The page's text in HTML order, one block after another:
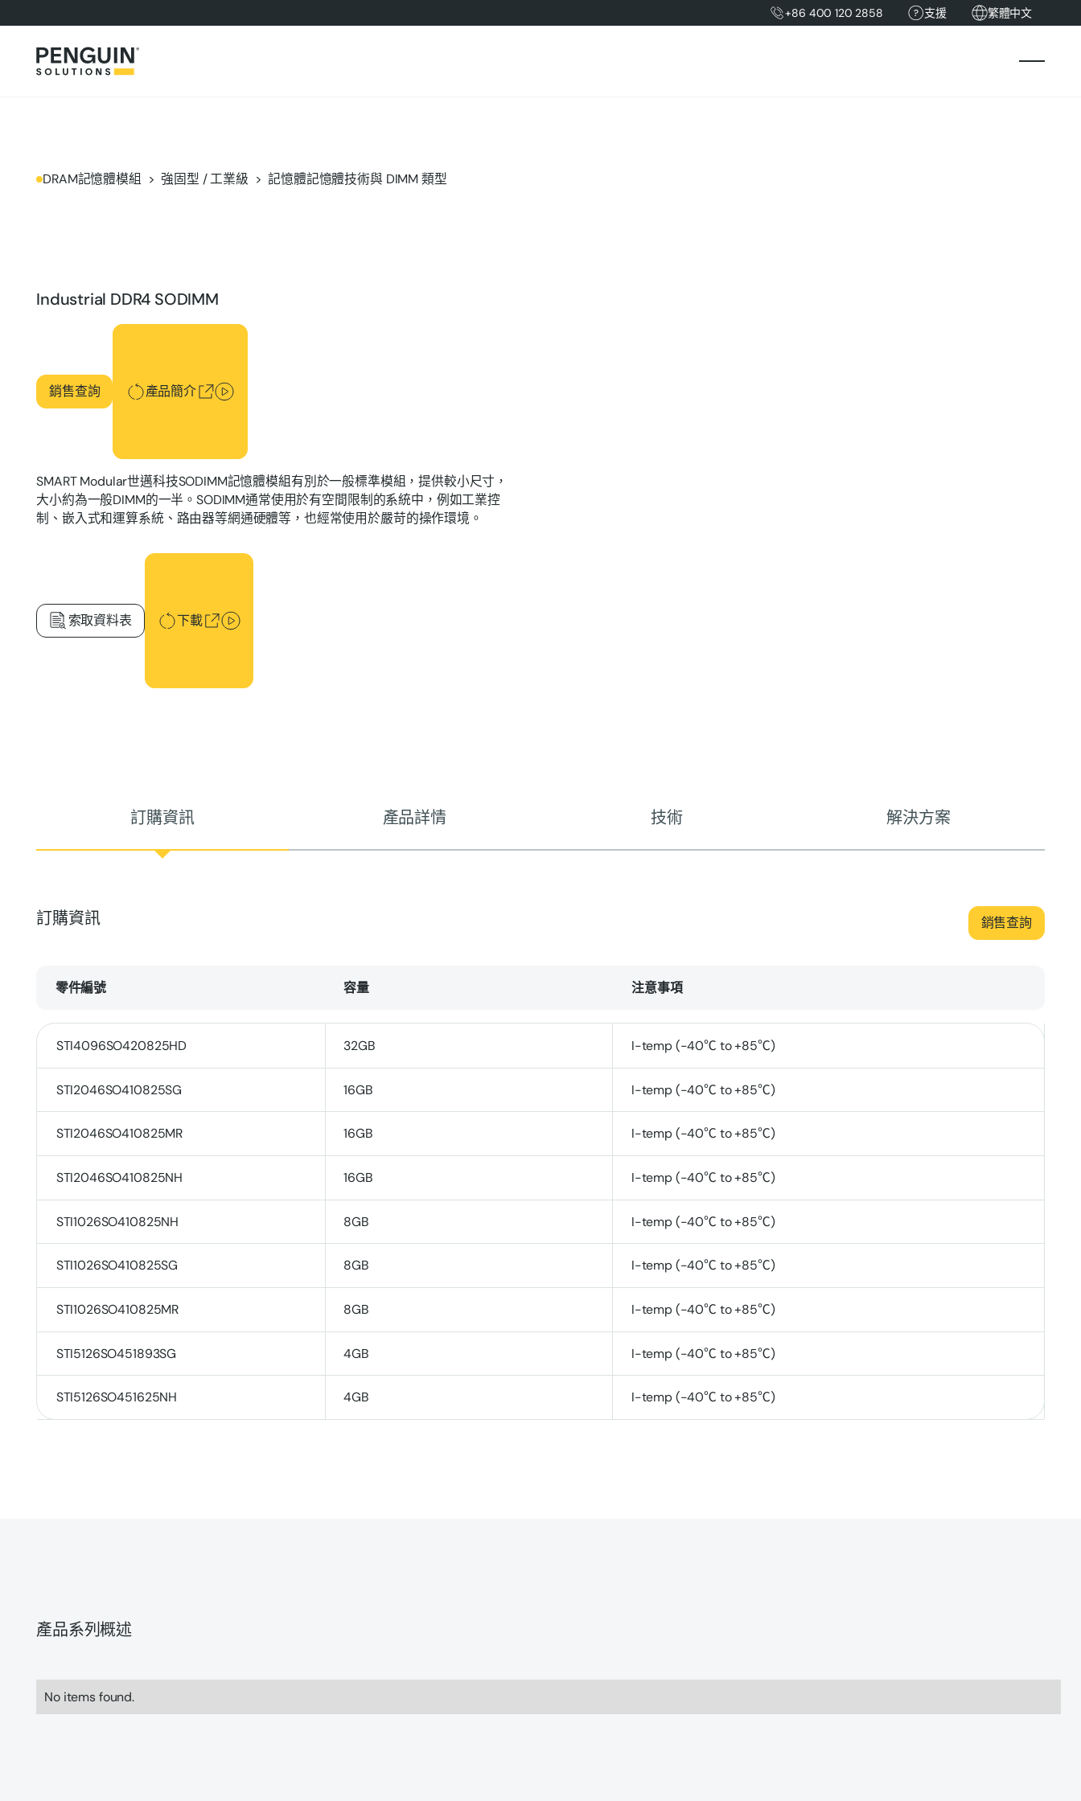
+86 400 120 2858 支援 繁體中文
DRAM記憶體模組 強固型 / 工業級 記憶體記憶體技術與 DIMM 類型
Industrial DDR4 SODIMM
銷售查詢 產品簡介
產品簡介
SMART Modular世邁科技SODIMM記憶體模組有別於一般標準模組，提供較小尺寸，
大小約為一般DIMM的一半。SODIMM通常使用於有空間限制的系統中，例如工業控
制、嵌入式和運算系統、路由器等網通硬體等，也經常使用於嚴苛的操作環境。
索取資料表 下載
下載
訂購資訊 產品詳情 技術 解決方案
訂購資訊 銷售查詢
零件編號 容量 注意事項
STI4096SO420825HD 32GB I-temp (-40℃ to +85℃)
STI2046SO410825SG 16GB I-temp (-40℃ to +85℃)
STI2046SO410825MR 16GB I-temp (-40℃ to +85℃)
STI2046SO410825NH 16GB I-temp (-40℃ to +85℃)
STI1026SO410825NH 8GB I-temp (-40℃ to +85℃)
STI1026SO410825SG 8GB I-temp (-40℃ to +85℃)
STI1026SO410825MR 8GB I-temp (-40℃ to +85℃)
STI5126SO451893SG 4GB I-temp (-40℃ to +85℃)
STI5126SO451625NH 4GB I-temp (-40℃ to +85℃)
產品系列概述
No items found.